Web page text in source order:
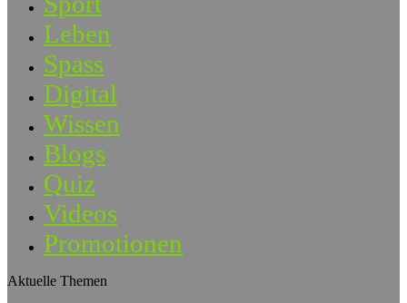
Leben
Spass
Digital
Wissen
Blogs
Quiz
Videos
Promotionen
Aktuelle Themen